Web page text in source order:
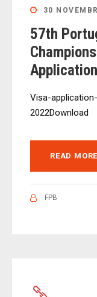
30
57th
Visa-
2022Download
READ MORE
FPB